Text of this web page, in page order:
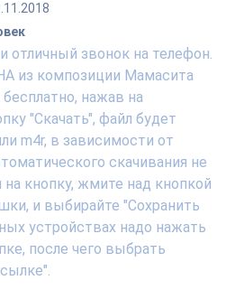
звонок на телефон.
из композиции Мамасита
нажав на
"Скачать", файл будет
m4r, в зависимости от
скачивания не
на кнопку, жмите над кнопкой
и выбирайте "Сохранить
устройствах надо нажать
после чего выбрать